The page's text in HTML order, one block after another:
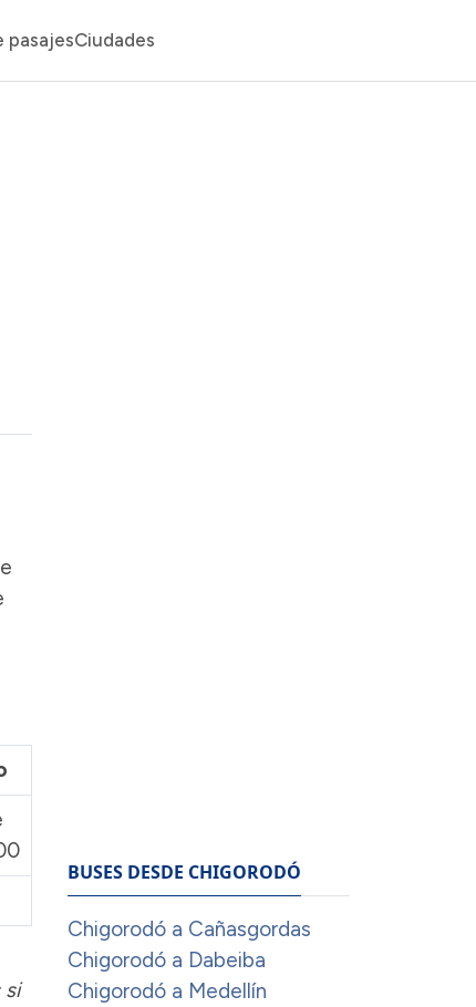
pasajesCiudades
si
BUSES DESDE CHIGORODÓ
Chigorodó a Cañasgordas
Chigorodó a Dabeiba
Chigorodó a Medellín